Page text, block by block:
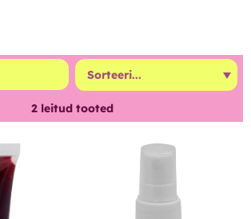
2leitud tooted